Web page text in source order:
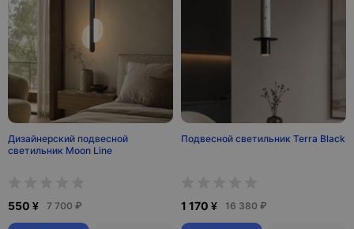
Дизайнерский подвесной
светильник Moon Line
550 ¥ 7 700 ₽
Подвесной светильник Terra Black
1 170 ¥ 16 380 ₽